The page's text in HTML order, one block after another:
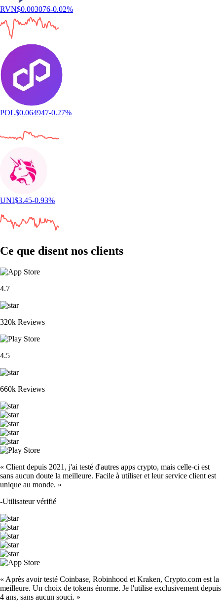
RVN$0.003076-0.02%
POL$0.064947-0.27%
UNI$3.45-0.93%
Ce que disent nos clients
4.7
320k Reviews
4.5
660k Reviews
« Client depuis 2021, j'ai testé d'autres apps crypto, mais celle-ci est
sans aucun doute la meilleure. Facile à utiliser et leur service client est
unique au monde. »
-Utilisateur vérifié
« Après avoir testé Coinbase, Robinhood et Kraken, Crypto.com est la
meilleure. Un choix de tokens énorme. Je l'utilise exclusivement depuis
4 ans, sans aucun souci. »